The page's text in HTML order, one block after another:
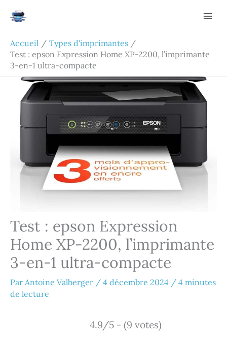
Accueil
Types d'imprimantes
Test : epson Expression Home XP-2200, l’imprimante
3-en-1 ultra-compacte
Test : epson Expression
Home XP-2200, l’imprimante
3-en-1 ultra-compacte
Par Antoine Valberger / 4 décembre 2024 / 4 minutes
de lecture
4.9/5 - (9 votes)
Rechercher